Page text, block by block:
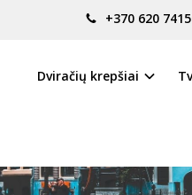
+370 620
Dviračių krepšiai